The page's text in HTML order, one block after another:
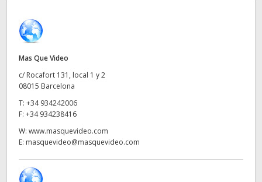
Germany
Hong Kong SAR, China
India
Italy
Mas Que Video
c/ Rocafort 131, local 1 y 2
08015 Barcelona
T: +34 934242006
F: +34 934238416
W: www.masquevideo.com
E: masquevideo@masquevideo.com